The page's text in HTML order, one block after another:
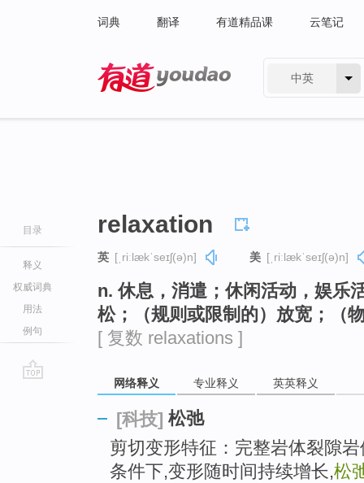
词典 翻译 有道精品课 云笔记
中英
目录
释义
权威词典
用法
例句
relaxation
英 [ˌriːlækˈseɪʃ(ə)n] 美 [ˌriːlækˈseɪʃ(ə)n]
n. 休息，消遣；休闲活动，娱乐
松；（规则或限制的）放宽；（
[ 复数 relaxations ]
网络释义 专业释义 英英释义
[科技] 松弛
剪切变形特征：完整岩体裂隙
条件下,变形随时间持续增长,松